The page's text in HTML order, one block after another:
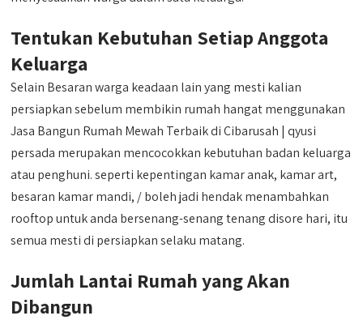
Tentukan Kebutuhan Setiap Anggota
Keluarga
Selain Besaran warga keadaan lain yang mesti kalian
persiapkan sebelum membikin rumah hangat menggunakan
Jasa Bangun Rumah Mewah Terbaik di Cibarusah | qyusi
persada merupakan mencocokkan kebutuhan badan keluarga
atau penghuni. seperti kepentingan kamar anak, kamar art,
besaran kamar mandi, / boleh jadi hendak menambahkan
rooftop untuk anda bersenang-senang tenang disore hari, itu
semua mesti di persiapkan selaku matang.
Jumlah Lantai Rumah yang Akan
Dibangun